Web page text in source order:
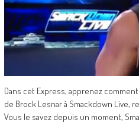
Dans cet Express, apprenez
de Brock Lesnar à Smackdown Live,
Vous le savez depuis un moment,